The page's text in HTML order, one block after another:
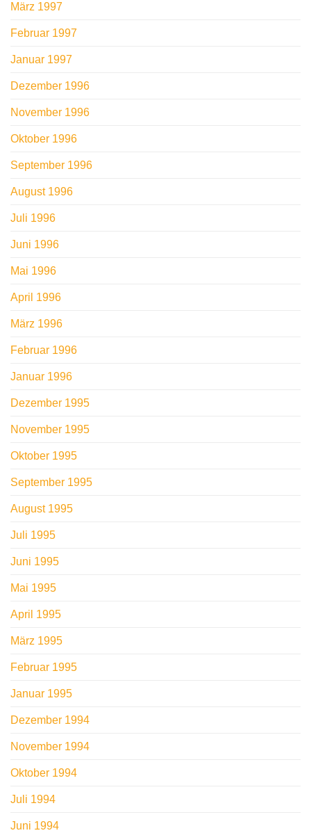
März 1997
Februar 1997
Januar 1997
Dezember 1996
November 1996
Oktober 1996
September 1996
August 1996
Juli 1996
Juni 1996
Mai 1996
April 1996
März 1996
Februar 1996
Januar 1996
Dezember 1995
November 1995
Oktober 1995
September 1995
August 1995
Juli 1995
Juni 1995
Mai 1995
April 1995
März 1995
Februar 1995
Januar 1995
Dezember 1994
November 1994
Oktober 1994
Juli 1994
Juni 1994